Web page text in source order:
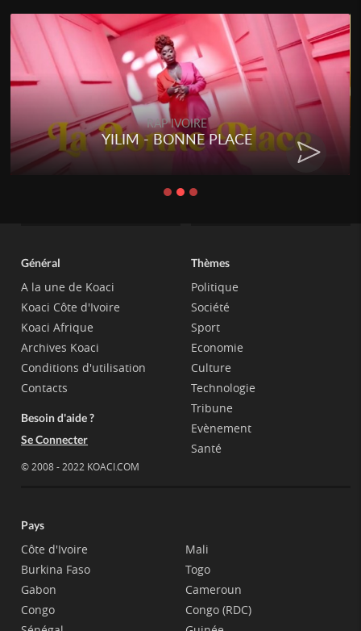
RAP IVOIRE
YILIM - BONNE PLACE
Général
A la une de Koaci
Koaci Côte d'Ivoire
Koaci Afrique
Archives Koaci
Conditions d'utilisation
Contacts
Besoin d'aide ?
Se Connecter
© 2008 - 2022 KOACI.COM
Thèmes
Politique
Société
Sport
Economie
Culture
Technologie
Tribune
Evènement
Santé
Pays
Côte d'Ivoire
Burkina Faso
Gabon
Congo
Mali
Togo
Cameroun
Congo (RDC)